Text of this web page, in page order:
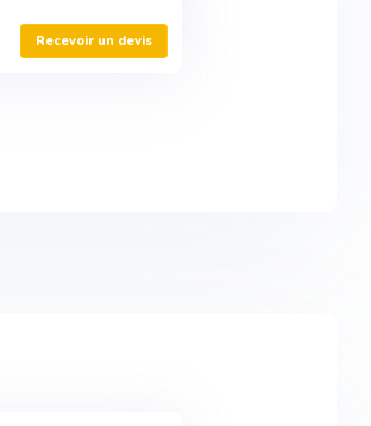
Recevoir un devis